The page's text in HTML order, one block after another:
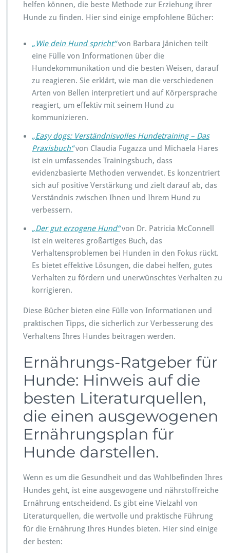
helfen können, die beste Methode zur Erziehung ihrer
Hunde zu finden. Hier sind einige empfohlene Bücher:
„Wie dein Hund spricht“von Barbara Jänichen teilt
eine Fülle von Informationen über die
Hundekommunikation und die besten Weisen, darauf
zu reagieren. Sie erklärt, wie man die verschiedenen
Arten von Bellen interpretiert und auf Körpersprache
reagiert, um effektiv mit seinem Hund zu
kommunizieren.
„Easy dogs: Verständnisvolles Hundetraining – Das
Praxisbuch“von Claudia Fugazza und Michaela Hares
ist ein umfassendes Trainingsbuch, dass
evidenzbasierte Methoden verwendet. Es konzentriert
sich auf positive Verstärkung und zielt darauf ab, das
Verständnis zwischen Ihnen und Ihrem Hund zu
verbessern.
„Der gut erzogene Hund“von Dr. Patricia McConnell
ist ein weiteres großartiges Buch, das
Verhaltensproblemen bei Hunden in den Fokus rückt.
Es bietet effektive Lösungen, die dabei helfen, gutes
Verhalten zu fördern und unerwünschtes Verhalten zu
korrigieren.
Diese Bücher bieten eine Fülle von Informationen und
praktischen Tipps, die sicherlich zur Verbesserung des
Verhaltens Ihres Hundes beitragen werden.
Ernährungs-Ratgeber für
Hunde: Hinweis auf die
besten Literaturquellen,
die einen ausgewogenen
Ernährungsplan für
Hunde darstellen.
Wenn es um die Gesundheit und das Wohlbefinden Ihres
Hundes geht, ist eine ausgewogene und nährstoffreiche
Ernährung entscheidend. Es gibt eine Vielzahl von
Literaturquellen, die wertvolle und praktische Führung
für die Ernährung Ihres Hundes bieten. Hier sind einige
der besten: